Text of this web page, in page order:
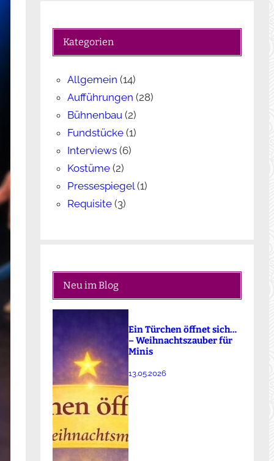
n
Kategorien
Allgemein (14)
Aufführungen (28)
Bühnenbau (2)
Fundstücke (1)
Interviews (6)
Kostüme (2)
Pressespiegel (1)
Requisite (3)
Neu im Blog
Ein Türchen öffnet sich…
– Weihnachtszauber für
Minis
13.05.2026